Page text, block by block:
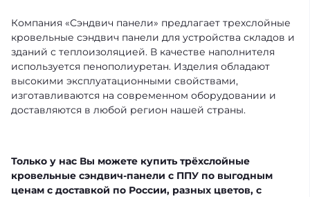
Компания «Сэндвич панели» предлагает трехслойные
кровельные сэндвич панели для устройства складов и
зданий с теплоизоляцией. В качестве наполнителя
используется пенополиуретан. Изделия обладают
высокими эксплуатационными свойствами,
изготавливаются на современном оборудовании и
доставляются в любой регион нашей страны.
Только у нас Вы можете купить трёхслойные
кровельные сэндвич-панели с ППУ по выгодным
ценам с доставкой по России, разных цветов, с